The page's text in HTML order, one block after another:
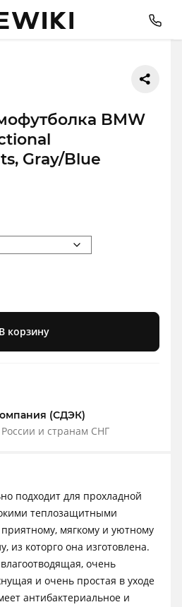
BMW
Gray/Blue
В корзину
(СДЭК)
и странам СНГ
подходит для прохладной
теплозащитными
мягкому и уютному
из которго она изготовлена.
очень
и очень простая в уходе
антибактериальное и